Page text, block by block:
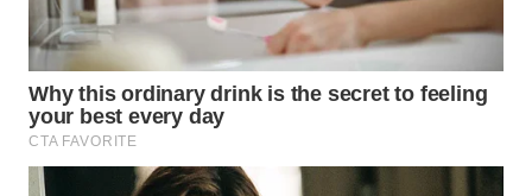
WN
BORNEO
Wahana
Group